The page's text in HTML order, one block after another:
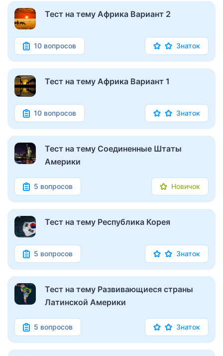
Тест на тему Африка Вариант 2
10 вопросов Знаток
Тест на тему Африка Вариант 1
10 вопросов Знаток
Тест на тему Соединенные Штаты
Америки
5 вопросов Новичок
Тест на тему Республика Корея
5 вопросов Знаток
Тест на тему Развивающиеся страны
Латинской Америки
5 вопросов Знаток